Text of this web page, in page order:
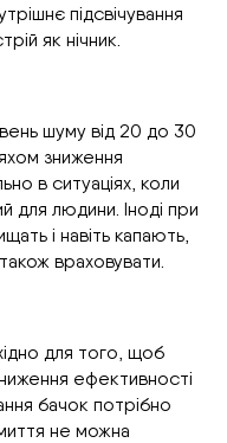
підсвічування
як нічник.
шуму від 20 до 30
зниження
в ситуаціях, коли
для людини. Іноді при
і навіть капають,
враховувати.
для того, щоб
ефективності
бачок потрібно
не можна